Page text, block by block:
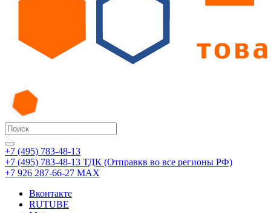
+7 (495) 783-48-13
+7 (495) 783-48-13 ТДК (Отправкв во все регионы РФ)
+7 926 287-66-27 МАХ
Вконтакте
RUTUBE